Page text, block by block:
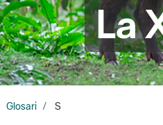
La
Glosari S